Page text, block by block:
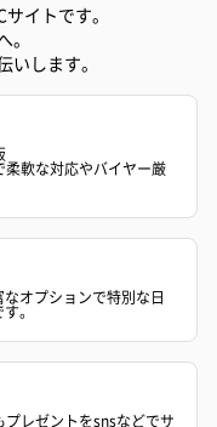
せん。
別純米
ジョニ－ウ
イトです。
いします。
軟な対応やバイヤー厳
オプションで特別な日
。
レゼントをsnsなどでサ